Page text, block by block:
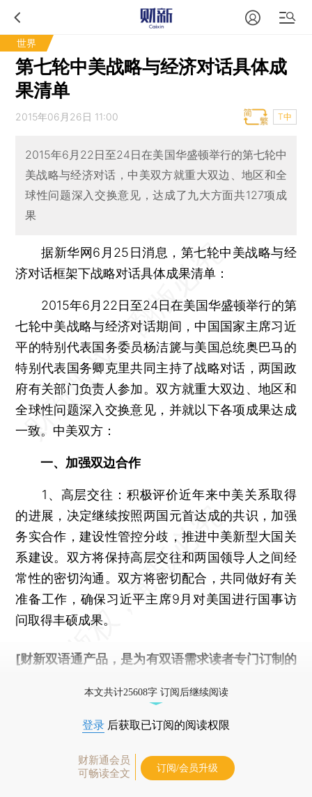
世界
第七轮中美战略与经济对话具体成
果清单
2015年06月26日 11:00 T中
2015年6月22日至24日在美国华盛顿举行的第七轮中
美战略与经济对话，中美双方就重大双边、地区和全
球性问题深入交换意见，达成了九大方面共127项成
果
据新华网6月25日消息，第七轮中美战略与经
济对话框架下战略对话具体成果清单：
2015年6月22日至24日在美国华盛顿举行的第
七轮中美战略与经济对话期间，中国国家主席习近
平的特别代表国务委员杨洁篪与美国总统奥巴马的
特别代表国务卿克里共同主持了战略对话，两国政
府有关部门负责人参加。双方就重大双边、地区和
全球性问题深入交换意见，并就以下各项成果达成
一致。中美双方：
一、加强双边合作
1、高层交往：积极评价近年来中美关系取得
的进展，决定继续按照两国元首达成的共识，加强
务实合作，建设性管控分歧，推进中美新型大国关
系建设。双方将保持高层交往和两国领导人之间经
常性的密切沟通。双方将密切配合，共同做好有关
准备工作，确保习近平主席9月对美国进行国事访
问取得丰硕成果。
[财新双语通产品，是为有双语需求读者专门订制的
本文共计25608字 订阅后继续阅读
登录 后获取已订阅的阅读权限
财新通会员
可畅读全文
订阅/会员升级